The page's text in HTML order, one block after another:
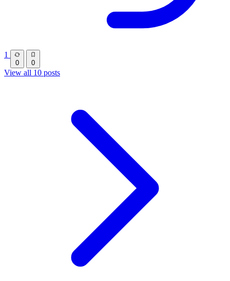
1
0 0
View all 10 posts